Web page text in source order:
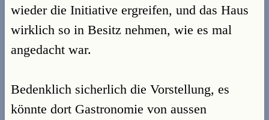
wieder die Initiative ergreifen, und das Haus
wirklich so in Besitz nehmen, wie es mal
angedacht war.
Bedenklich sicherlich die Vorstellung, es
könnte dort Gastronomie von aussen